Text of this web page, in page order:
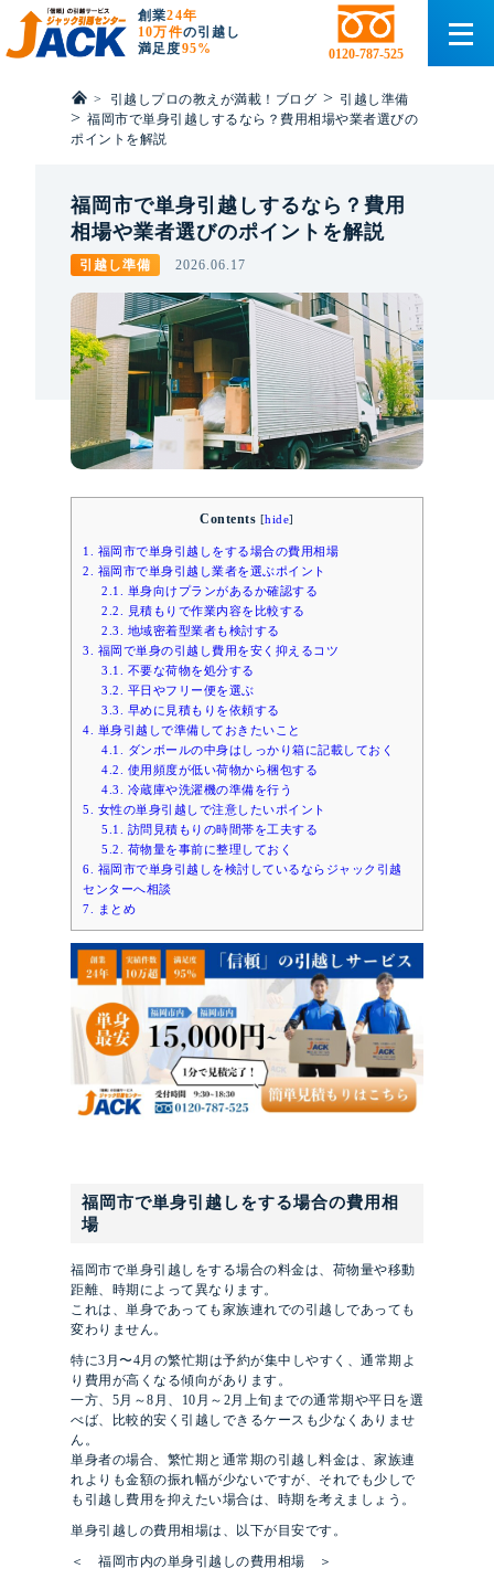
創業24年
10万件の引越し
満足度95% 0120-787-525
> 引越しプロの教えが満載！ブログ > 引越し準備
> 福岡市で単身引越しするなら？費用相場や業者選びの
ポイントを解説
福岡市で単身引越しするなら？費用
相場や業者選びのポイントを解説
引越し準備 2026.06.17
Contents [hide]
1.
福岡市で単身引越しをする場合の費用相場
2.
福岡市で単身引越し業者を選ぶポイント
2.1.
単身向けプランがあるか確認する
2.2.
見積もりで作業内容を比較する
2.3.
地域密着型業者も検討する
3.
福岡で単身の引越し費用を安く抑えるコツ
3.1.
不要な荷物を処分する
3.2.
平日やフリー便を選ぶ
3.3.
早めに見積もりを依頼する
4.
単身引越しで準備しておきたいこと
4.1.
ダンボールの中身はしっかり箱に記載しておく
4.2.
使用頻度が低い荷物から梱包する
4.3.
冷蔵庫や洗濯機の準備を行う
5.
女性の単身引越しで注意したいポイント
5.1.
訪問見積もりの時間帯を工夫する
5.2.
荷物量を事前に整理しておく
6.
福岡市で単身引越しを検討しているならジャック引越
センターへ相談
7.
まとめ
福岡市で単身引越しをする場合の費用相
場
福岡市で単身引越しをする場合の料金は、荷物量や移動
距離、時期によって異なります。
これは、単身であっても家族連れでの引越しであっても
変わりません。
特に3月〜4月の繁忙期は予約が集中しやすく、通常期よ
り費用が高くなる傾向があります。
一方、5月～8月、10月～2月上旬までの通常期や平日を選
べば、比較的安く引越しできるケースも少なくありませ
ん。
単身者の場合、繁忙期と通常期の引越し料金は、家族連
れよりも金額の振れ幅が少ないですが、それでも少しで
も引越し費用を抑えたい場合は、時期を考えましょう。
単身引越しの費用相場は、以下が目安です。
＜ 福岡市内の単身引越しの費用相場 ＞